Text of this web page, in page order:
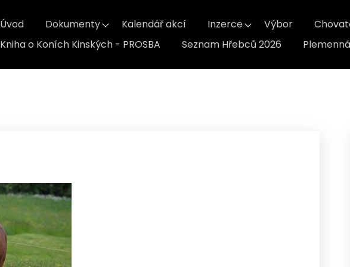
Úvod Dokumenty Kalendář akcí Inzerce Výbor
Kniha o Koních Kinských - PROSBA
Seznam Hřebců 2026